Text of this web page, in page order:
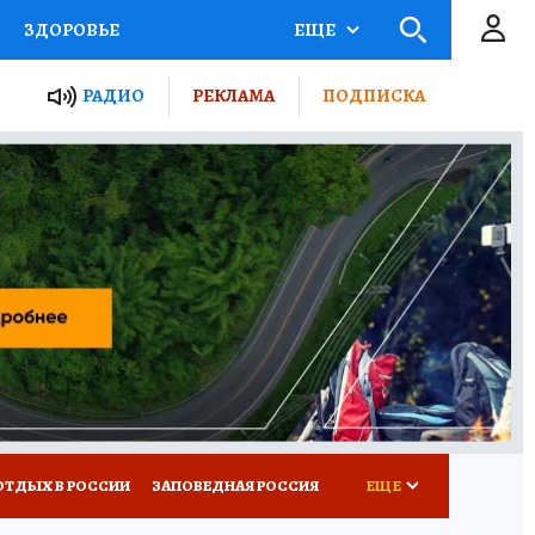
ЗДОРОВЬЕ
ПРОЕКТЫ РОССИИ
ПУТЕВОДИТЕЛЬ
ТУРИЗМ
ПОТРЕБИТЕЛЯ ВСЕ О КП
ЕЩЕ
РАДИО РЕКЛАМА ПОДПИСКА
В РОССИИ ЗАПОВЕДНАЯ РОССИЯ ЕЩЕ